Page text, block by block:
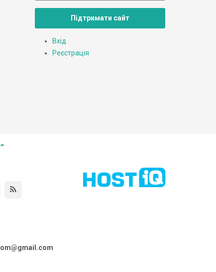
Підтримати сайт
Вхід
Реєстрація